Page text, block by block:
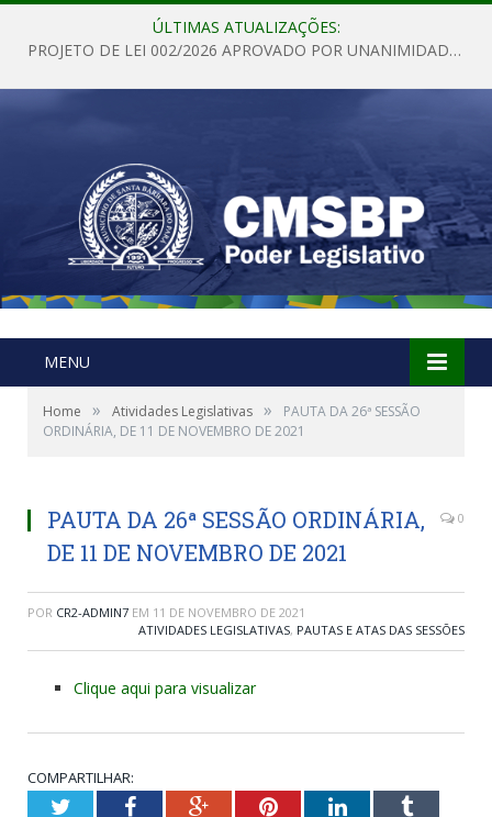
ÚLTIMAS ATUALIZAÇÕES:
PROJETO DE LEI 002/2026 APROVADO POR UNANIMIDADE EM SESSÃO ORDINÁRIA NESTA QUINTA – FEIRA 28 DE MAIO DE 2026
MENU
Home » Atividades Legislativas »
PAUTA DA 26ª SESSÃO
ORDINÁRIA, DE 11 DE NOVEMBRO DE 2021
PAUTA DA 26ª SESSÃO ORDINÁRIA,
DE 11 DE NOVEMBRO DE 2021
0
POR CR2-ADMIN7 EM 11 DE NOVEMBRO DE 2021
ATIVIDADES LEGISLATIVAS, PAUTAS E ATAS DAS SESSÕES
Clique aqui para visualizar
COMPARTILHAR:
TwitterFacebookGoogle+PinterestLinkedInTumblr